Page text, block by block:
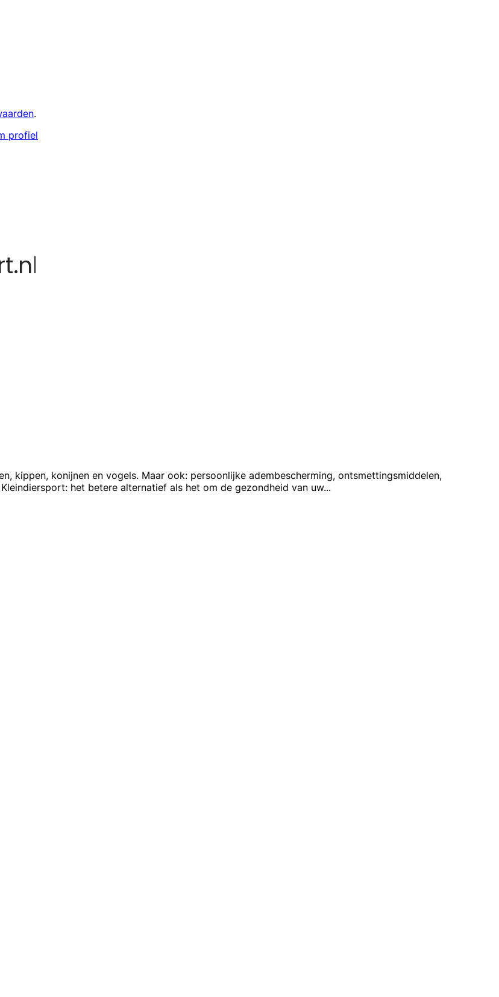
.
profiel
kippen, konijnen en vogels. Maar ook: persoonlijke adembescherming, ontsmettingsmiddelen,
het betere alternatief als het om de gezondheid van uw...